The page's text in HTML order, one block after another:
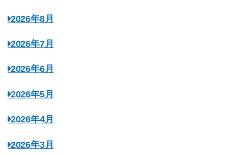
2026年8月
2026年7月
2026年6月
2026年5月
2026年4月
2026年3月